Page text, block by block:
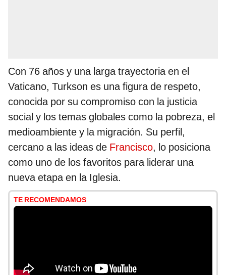
Con 76 años y una larga trayectoria en el
Vaticano, Turkson es una figura de respeto,
conocida por su compromiso con la justicia
social y los temas globales como la pobreza, el
medioambiente y la migración. Su perfil,
cercano a las ideas de Francisco, lo posiciona
como uno de los favoritos para liderar una
nueva etapa en la Iglesia.
TE RECOMENDAMOS